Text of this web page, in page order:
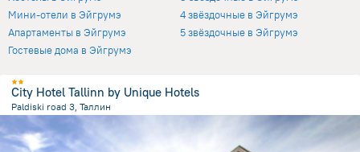
Мини-отели в Эйгрумэ
Апартаменты в Эйгрумэ
Гостевые дома в Эйгрумэ
4 звёздочные в Эйгрумэ
5 звёздочные в Эйгрумэ
City Hotel Tallinn by Unique Hotels
Paldiski road 3, Таллин
841.5 м от центра